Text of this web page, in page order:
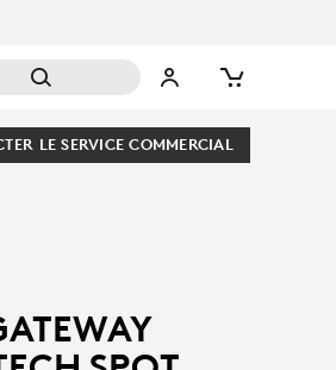
LE SERVICE COMMERCIAL